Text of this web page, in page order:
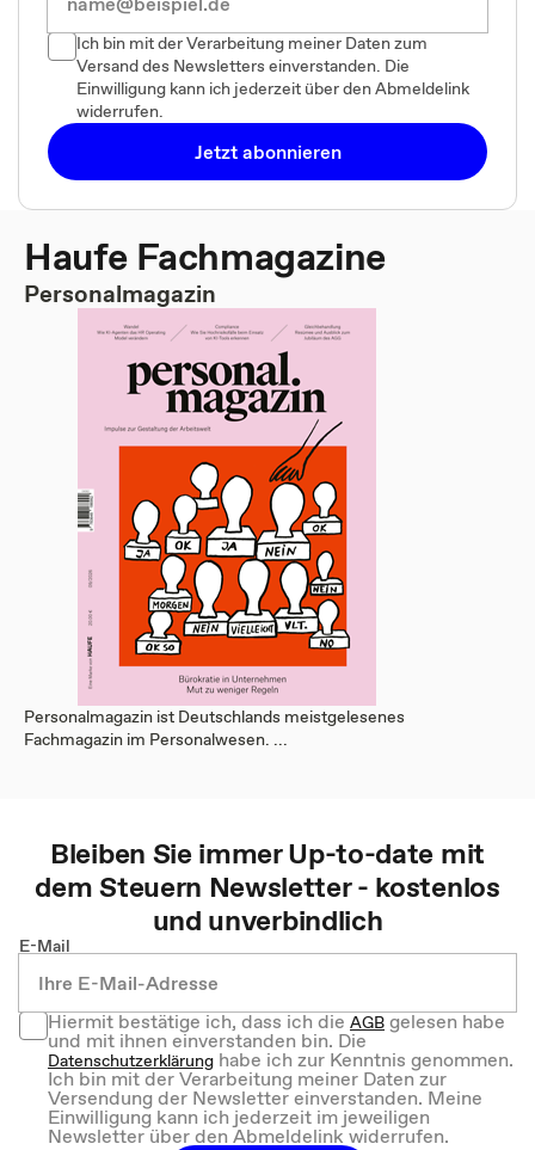
Ich bin mit der Verarbeitung meiner Daten zum
Versand des Newsletters einverstanden. Die
Einwilligung kann ich jederzeit über den Abmeldelink
widerrufen.
Jetzt abonnieren
Haufe Fachmagazine
Personalmagazin
Personalmagazin ist Deutschlands meistgelesenes
Fachmagazin im Personalwesen. ...
Bleiben Sie immer Up-to-date mit
demSteuern Newsletter - kostenlos
und unverbindlich
E-Mail
Hiermit bestätige ich, dass ich dieAGBgelesen habe
und mit ihnen einverstanden bin. Die
Datenschutzerklärung habe ich zur Kenntnis genommen.
Ich bin mit der Verarbeitung meiner Daten zur
Versendung der Newsletter einverstanden. Meine
Einwilligung kann ich jederzeit im jeweiligen
Newsletter über den Abmeldelink widerrufen.